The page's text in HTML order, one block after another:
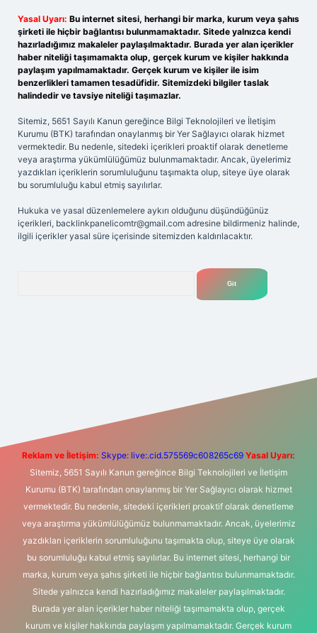
Yasal Uyarı: Bu internet sitesi, herhangi bir marka, kurum veya şahıs
şirketi ile hiçbir bağlantısı bulunmamaktadır. Sitede yalnızca kendi
hazırladığımız makaleler paylaşılmaktadır. Burada yer alan içerikler
haber niteliği taşımamakta olup, gerçek kurum ve kişiler hakkında
paylaşım yapılmamaktadır. Gerçek kurum ve kişiler ile isim
benzerlikleri tamamen tesadüfidir. Sitemizdeki bilgiler taslak
halindedir ve tavsiye niteliği taşımazlar.
Sitemiz, 5651 Sayılı Kanun gereğince Bilgi Teknolojileri ve İletişim
Kurumu (BTK) tarafından onaylanmış bir Yer Sağlayıcı olarak hizmet
vermektedir. Bu nedenle, sitedeki içerikleri proaktif olarak denetleme
veya araştırma yükümlülüğümüz bulunmamaktadır. Ancak, üyelerimiz
yazdıkları içeriklerin sorumluluğunu taşımakta olup, siteye üye olarak
bu sorumluluğu kabul etmiş sayılırlar.
Hukuka ve yasal düzenlemelere aykırı olduğunu düşündüğünüz
içerikleri, backlinkpanelicomtr@gmail.com adresine bildirmeniz halinde,
ilgili içerikler yasal süre içerisinde sitemizden kaldırılacaktır.
Reklam ve İletişim: Skype: live:.cid.575569c608265c69 Yasal Uyarı:
Sitemiz, 5651 Sayılı Kanun gereğince Bilgi Teknolojileri ve İletişim
Kurumu (BTK) tarafından onaylanmış bir Yer Sağlayıcı olarak hizmet
vermektedir. Bu nedenle, sitedeki içerikleri proaktif olarak denetleme
veya araştırma yükümlülüğümüz bulunmamaktadır. Ancak, üyelerimiz
yazdıkları içeriklerin sorumluluğunu taşımakta olup, siteye üye olarak
bu sorumluluğu kabul etmiş sayılırlar. Bu internet sitesi, herhangi bir
marka, kurum veya şahıs şirketi ile hiçbir bağlantısı bulunmamaktadır.
Sitede yalnızca kendi hazırladığımız makaleler paylaşılmaktadır.
Burada yer alan içerikler haber niteliği taşımamakta olup, gerçek
kurum ve kişiler hakkında paylaşım yapılmamaktadır. Gerçek kurum